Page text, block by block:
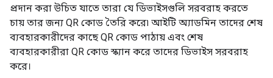
প্রদান করা উচিত যাতে তারা যে ডিভাইসগুলি সরবরাহ করতে
চায় তার জন্য QR কোড তৈরি করে৷ আইটি অ্যাডমিন তাদের শেষ
ব্যবহারকারীদের কাছে QR কোড পাঠায় এবং শেষ
ব্যবহারকারীরা QR কোড স্ক্যান করে তাদের ডিভাইস সরবরাহ
করে।